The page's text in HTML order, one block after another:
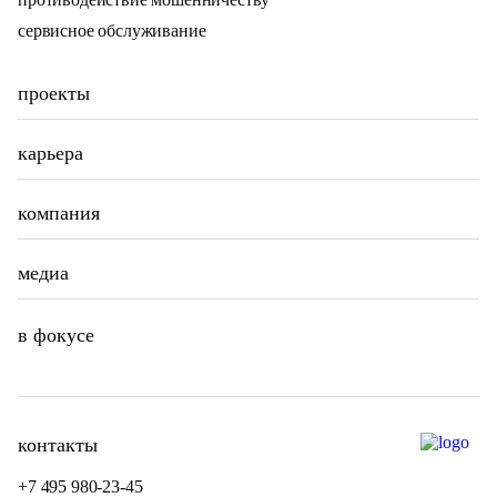
контакты
+7 495 980-23-45
сервисное обслуживание
проекты
карьера
компания
в фокусе
медиа